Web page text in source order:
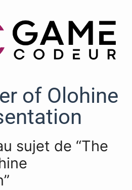
of Olohine
sujet de “The